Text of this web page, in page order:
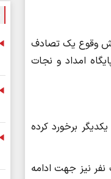
کرد: ساعت ۲۰:۰۰ شامگاه یکشنبه ۱۳ اردیبهشت، گزارش وقوع یک تصادف
پایگاه امداد و نجات
برخورد کرده
نیز جهت ادامه